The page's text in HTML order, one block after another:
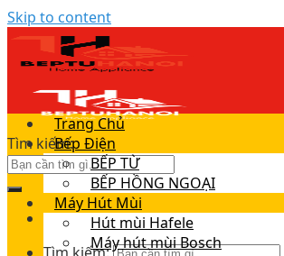
Skip to content
Tìm kiếm:
Trang Chủ
Bếp Điện
BẾP TỪ
BẾP HỒNG NGOẠI
Máy Hút Mùi
Hút mùi Hafele
Máy hút mùi Bosch